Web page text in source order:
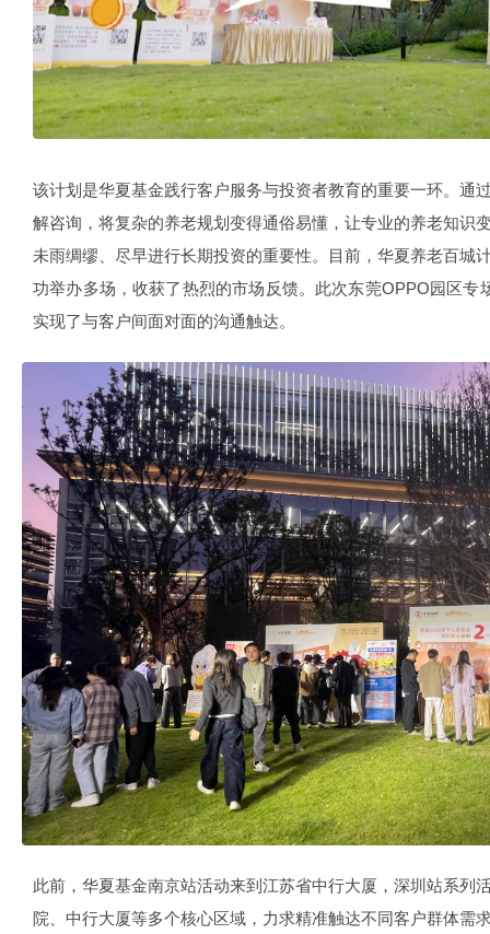
该计划是华夏基金践行客户服务与投资者教育的重要一环。通
解咨询，将复杂的养老规划变得通俗易懂，让专业的养老知识
未雨绸缪、尽早进行长期投资的重要性。目前，华夏养老百城
功举办多场，收获了热烈的市场反馈。此次东莞OPPO园区专
实现了与客户间面对面的沟通触达。
此前，华夏基金南京站活动来到江苏省中行大厦，深圳站系列
院、中行大厦等多个核心区域，力求精准触达不同客户群体需